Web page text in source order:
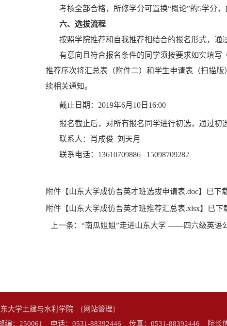
考核全部合格， 所修学分可置换“概论”的5学分，
六、选拔流程
按照学院推荐和自我推荐相结合的报名形式，通
有意向且符合报名条件的同学须按要求如实填写
推荐序次将汇总表（附件二）和学生申请表（扫描版
续相关通知。
截止日期： 2019年6月 10 日16:00
报名截止后，对所有报名同学进行初选，通过初
联系人：
肖成俊 刘天月
联系电话： 13610709886 15098709282
附件【山东大学成仿吾英才班选拔申请表.doc】已下
附件【山东大学成仿吾英才班推荐汇总表.xlsx】已下
上一条： “南瓜姐姐”走进山东大学 ——四六级英语
大学土建与水利学院 [网站管理]
：250061 电话：0531-88392446 传真：0531-88392446 院长信